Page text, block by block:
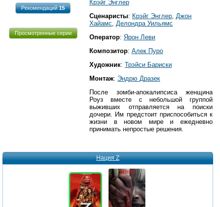
Рекомендаций15
Просмотренные серии
Крэйг Энглер
Сценаристы: Крэйг Энглер Джон
Хайамс
Делондра Уильямс
Оператор: Ярон Леви
Композитор: Алек Пуро
Художник: Трэйси Бариски
Монтаж: Эндрю Дразек
После зомби-апокалипсиса женщина
Роуз вместе с небольшой группой
выживших отправляется на поиски
дочери. Им предстоит приспособиться к
жизни в новом мире и ежедневно
принимать непростые решения.
Нация Z